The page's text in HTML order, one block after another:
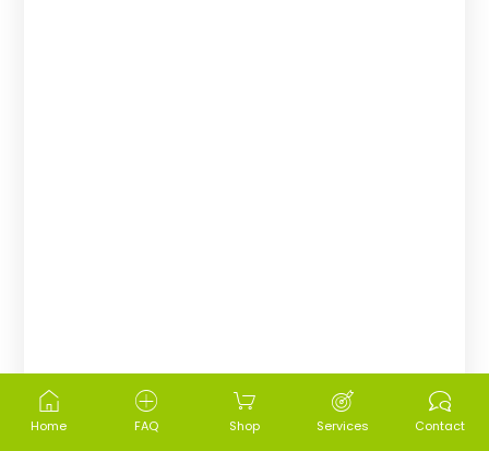
Home FAQ Shop Services Contact